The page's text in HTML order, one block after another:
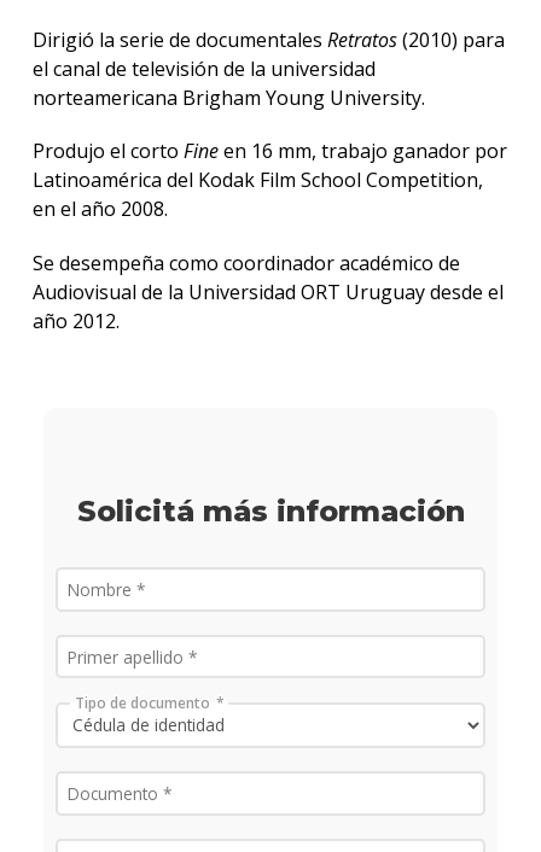
Dirigió la serie de documentales Retratos(2010) para
el canal de televisión de la universidad
norteamericana Brigham Young University.
Produjo el corto Fineen 16 mm, trabajo ganador por
Latinoamérica del Kodak Film School Competition,
en el año 2008.
Se desempeña como coordinador académico de
Audiovisual de la Universidad ORT Uruguay desde el
año 2012.
Solicitá más información
Tipo de documento